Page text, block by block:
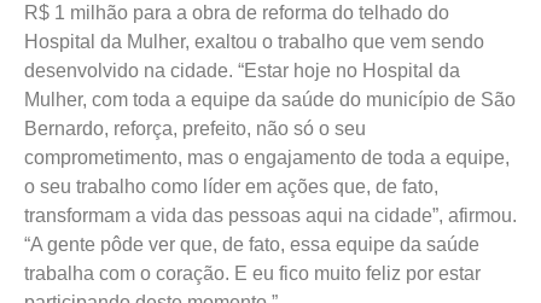
R$ 1 milhão para a obra de reforma do telhado do
Hospital da Mulher, exaltou o trabalho que vem sendo
desenvolvido na cidade. “Estar hoje no Hospital da
Mulher, com toda a equipe da saúde do município de São
Bernardo, reforça, prefeito, não só o seu
comprometimento, mas o engajamento de toda a equipe,
o seu trabalho como líder em ações que, de fato,
transformam a vida das pessoas aqui na cidade”, afirmou.
“A gente pôde ver que, de fato, essa equipe da saúde
trabalha com o coração. E eu fico muito feliz por estar